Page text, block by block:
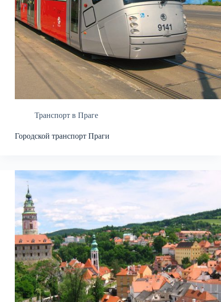
Транспорт в Праге
Городской транспорт Праги